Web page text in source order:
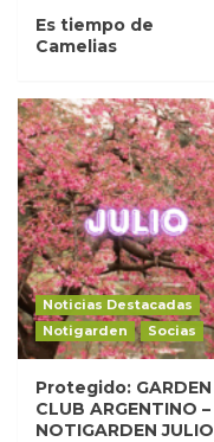
Es tiempo de
Camelias
Noticias Destacadas
Notigarden
Socias
Protegido: GARDEN
CLUB ARGENTINO –
NOTIGARDEN JULIO